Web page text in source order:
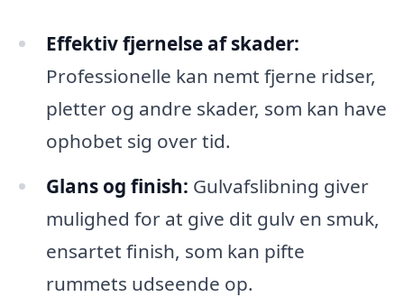
Effektiv fjernelse af skader:
Professionelle kan nemt fjerne ridser,
pletter og andre skader, som kan have
ophobet sig over tid.
Glans og finish: Gulvafslibning giver
mulighed for at give dit gulv en smuk,
ensartet finish, som kan pifte
rummets udseende op.